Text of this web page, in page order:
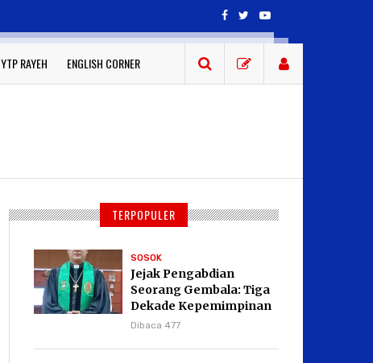
YTP RAYEH ENGLISH CORNER
TERPOPULER
SOSOK
Jejak Pengabdian
Seorang Gembala: Tiga
Dekade Kepemimpinan
Pdt. Dr. Yulius Daud di
Dibaca 477